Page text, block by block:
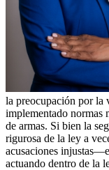
la preocupación por la
implementado normas
de armas. Si bien la
rigurosa de la ley a
acusaciones
actuando dentro de la